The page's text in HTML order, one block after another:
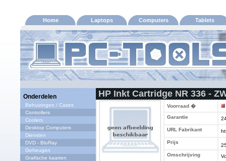
Home Laptops Computers Tablets
Onderdelen
Behuizingen / Cases
Controllers
Coolers
Desktop Computers
Diensten
DVD - BluRay
Geheugen
Grafische kaarten
HP Inkt Cartridge NR 336 -
Voorraad �
Garantie
URL Fabrikant
Prijs
Omschrijving